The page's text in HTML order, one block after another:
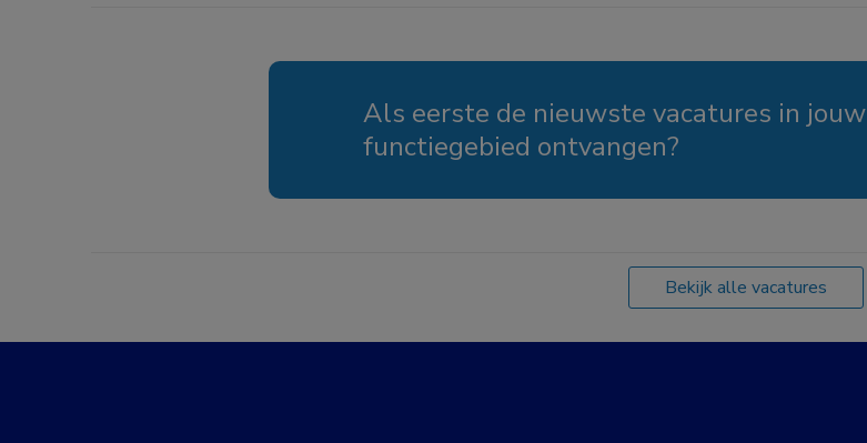
Als eerste de nieuwste vacatures in jouw
functiegebied ontvangen?
Bekijk alle vacatures